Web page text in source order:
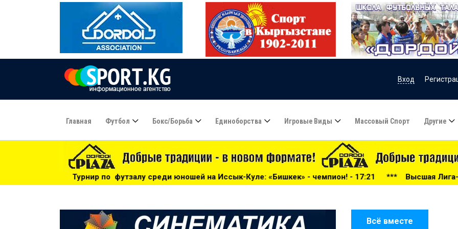
Вход
Главная Футбол Бокс/борьба Единоборства Игровые Виды Массовый Спорт Другие
по футзалу среди юношей на Иссык-Куле: «Бишкек» - чемпион! - 17:21 ***Высшая Лига-2026: беспощадный
Всё вместе